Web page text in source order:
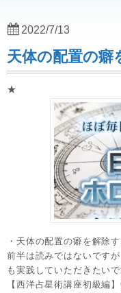
天体の配置の癖
★
・天体の配置の癖を解除
前半は読みではないです
も実践していただきたい
【西洋占星術講座初級編
2022/7/13